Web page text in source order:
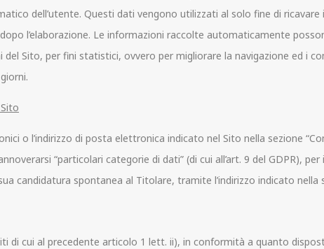
dell’utente. Questi dati vengono utilizzati al solo fine di
l’elaborazione. Le informazioni raccolte automaticamente
Sito, per fini statistici, ovvero per migliorare la navigazione ed i
o l’indirizzo di posta elettronica indicato nel Sito nella sezione
“particolari categorie di dati” (di cui all’art. 9 del GDPR),
spontanea al Titolare, tramite l’indirizzo indicato nella
cui al precedente articolo 1 lett. ii), in conformità a quanto